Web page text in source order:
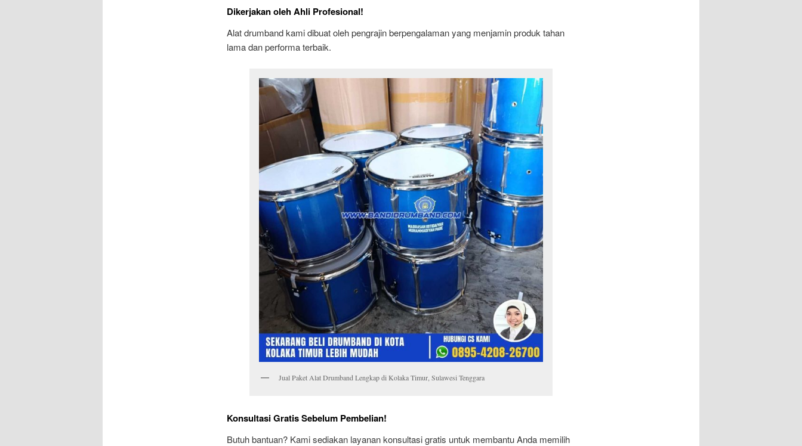
Dikerjakan oleh Ahli Profesional!
Alat drumband kami dibuat oleh pengrajin berpengalaman yang menjamin produk tahan
lama dan performa terbaik.
Jual Paket Alat Drumband Lengkap di Kolaka Timur, Sulawesi Tenggara
Konsultasi Gratis Sebelum Pembelian!
Butuh bantuan? Kami sediakan layanan konsultasi gratis untuk membantu Anda memilih